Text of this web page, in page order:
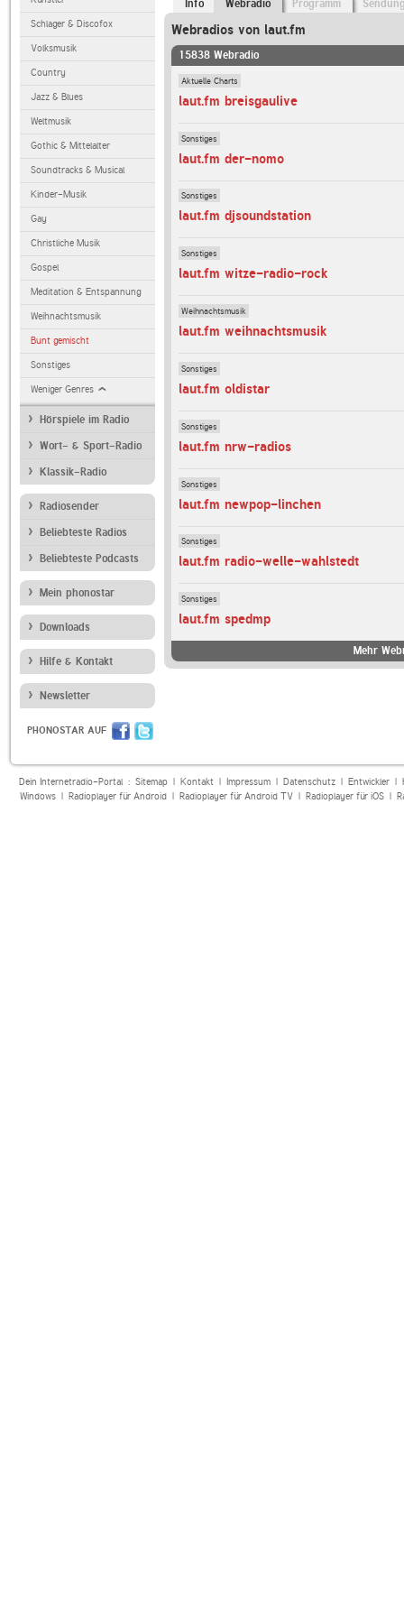
Schlager & Discofox
Volksmusik
Country
Jazz & Blues
Weltmusik
Gothic & Mittelalter
Soundtracks & Musical
Kinder-Musik
Gay
Christliche Musik
Gospel
Meditation & Entspannung
Weihnachtsmusik
Bunt gemischt
Sonstiges
Weniger Genres
Hörspiele im Radio
Wort- & Sport-Radio
Klassik-Radio
Radiosender
Beliebteste Radios
Beliebteste Podcasts
Mein phonostar
Downloads
Hilfe & Kontakt
Newsletter
PHONOSTAR AUF
Info Webradio Programm
Webradios von laut.fm
15838 Webradio
Aktuelle Charts
laut.fm breisgaulive
Sonstiges
laut.fm der-nomo
Sonstiges
laut.fm djsoundstation
Sonstiges
laut.fm witze-radio-rock
Weihnachtsmusik
laut.fm weihnachtsmusik
Sonstiges
laut.fm oldistar
Sonstiges
laut.fm nrw-radios
Sonstiges
laut.fm newpop-linchen
Sonstiges
laut.fm radio-welle-wahlstedt
Sonstiges
laut.fm spedmp
Mehr
Dein Internetradio-Portal : Sitemap| Kontakt| Impressum| Datenschutz| Entwickler|
Windows| Radioplayer für Android| Radioplayer für Android TV| Radioplayer für iOS|